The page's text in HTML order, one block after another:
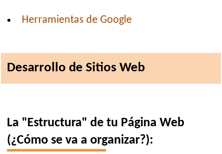
Herramientas de Google
Desarrollo de Sitios Web
La "Estructura" de tu Página Web
(¿Cómo se va a organizar?):